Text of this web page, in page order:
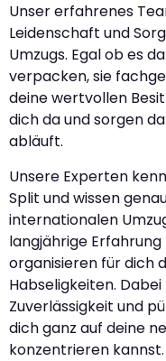
Unser erfahrenes
Leidenschaft und
Umzugs. Egal ob es
verpacken, sie
deine wertvollen
dich da und sorgen
abläuft.
Unsere Experten
Split und wissen
internationalen
langjährige
organisieren für dich
Habseligkeiten.
Zuverlässigkeit und
dich ganz auf deine
konzentrieren kannst.